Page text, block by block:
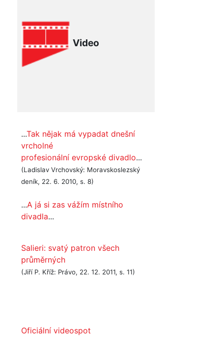
Video
...Tak nějak má vypadat dnešní
vrcholné
profesionální evropské divadlo...
(Ladislav Vrchovský: Moravskoslezský
deník, 22. 6. 2010, s. 8)
...A já si zas vážím místního
divadla...
Salieri: svatý patron všech
průměrných
(Jiří P. Kříž: Právo, 22. 12. 2011, s. 11)
Oficiální videospot